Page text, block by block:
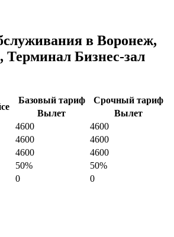
в Воронеж,
Терминал Бизнес-зал
Базовый тариф
Срочный тариф
Вылет
Вылет
4600
4600
4600
4600
4600
4600
50%
50%
0 0